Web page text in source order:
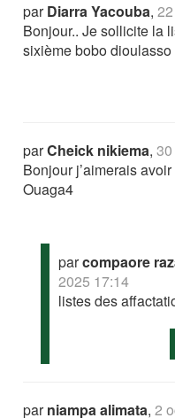
parDiarra Yacouba,
Bonjour.. Je sollicite la
sixième bobo dioulasso
parCheick nikiema,
Bonjour j’aimerais
Ouaga4
parcompaore
2025 17:14
listes des
parniampa alimata,2